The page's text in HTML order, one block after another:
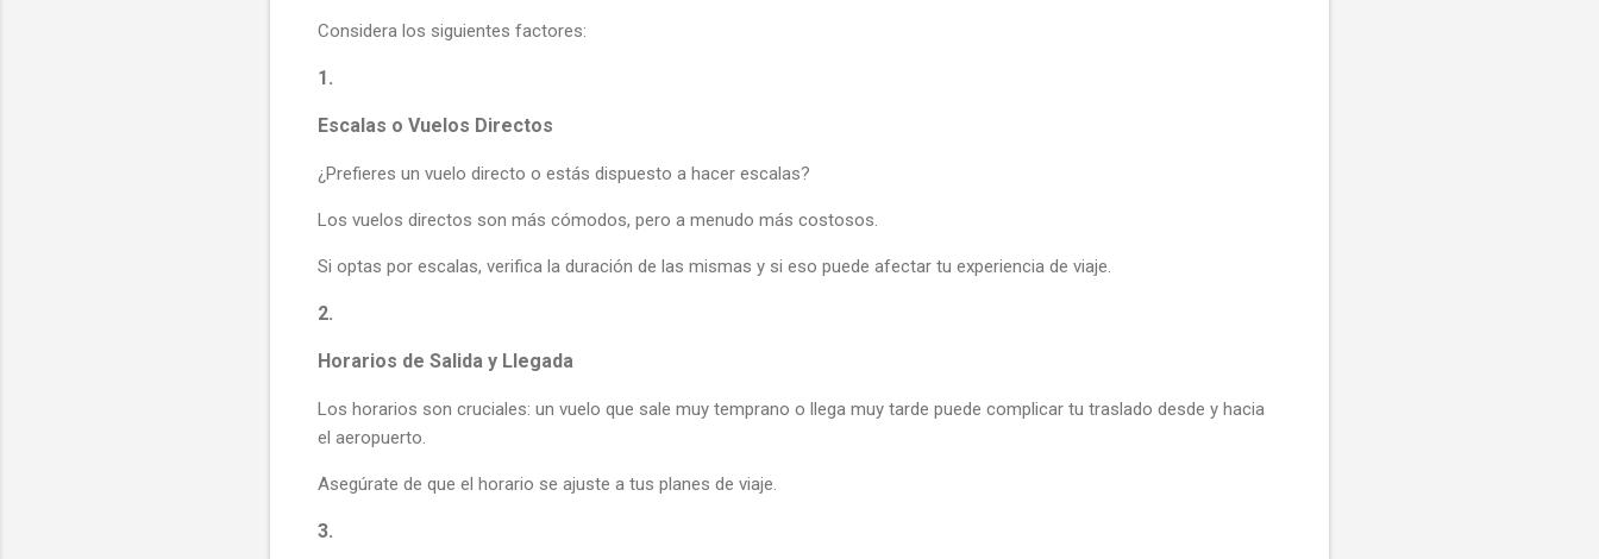
Considera los siguientes factores:
1.
Escalas o Vuelos Directos
¿Prefieres un vuelo directo o estás dispuesto a hacer escalas?
Los vuelos directos son más cómodos, pero a menudo más costosos.
Si optas por escalas, verifica la duración de las mismas y si eso puede afectar tu experiencia de viaje.
2.
Horarios de Salida y Llegada
Los horarios son cruciales: un vuelo que sale muy temprano o llega muy tarde puede complicar tu traslado desde y hacia
el aeropuerto.
Asegúrate de que el horario se ajuste a tus planes de viaje.
3.